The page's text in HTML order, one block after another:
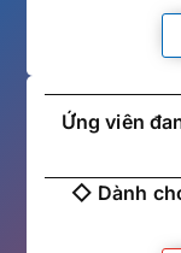
Ứng viên
◇ Dành